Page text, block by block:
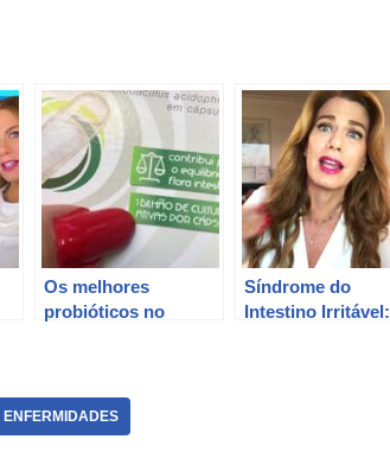
Os melhores
probióticos no
Síndrome do
Intestino Irritável:
ENFERMIDADES